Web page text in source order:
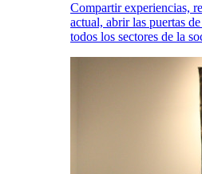
Compartir experiencias,
actual, abrir las puertas
todos los sectores de la